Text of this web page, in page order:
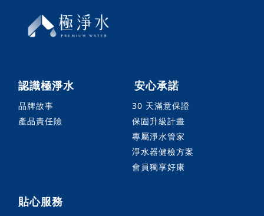
認識極淨水
品牌故事
產品責任險
安心承諾
30 天滿意保證
保固升級計畫
專屬淨水管家
淨水器健檢方案
會員獨享好康
貼心服務